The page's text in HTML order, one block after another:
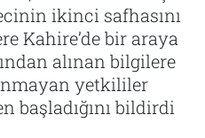
ikinci safhasını
Kahire’de bir araya
alınan bilgilere
yetkililer
başladığını bildirdi